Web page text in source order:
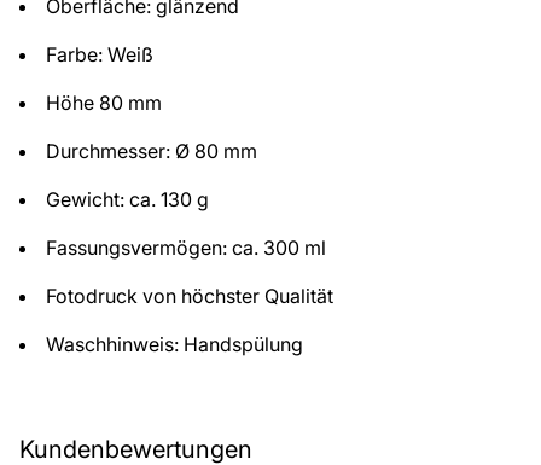
Oberfläche: glänzend
Farbe: Weiß
Höhe 80 mm
Durchmesser: Ø 80 mm
Gewicht: ca. 130 g
Fassungsvermögen: ca. 300 ml
Fotodruck von höchster Qualität
Waschhinweis: Handspülung
Kundenbewertungen